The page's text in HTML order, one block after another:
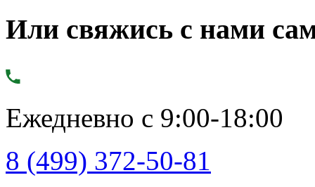
Или свяжись с нами
Ежедневно с 9:00-18:00
8 (499) 372-50-81